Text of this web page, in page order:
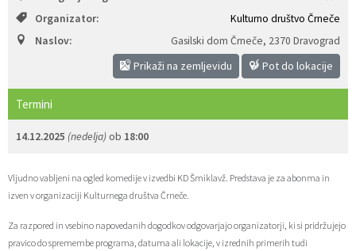
Organizator:
Kulturno društvo Črneče
Naslov:
Gasilski dom Črneče, 2370 Dravograd
Prikaži na zemljevidu Pot do lokacije
Termini
14.12.2025 (nedelja) ob 18:00
Vljudno vabljeni na ogled komedije v izvedbi KD Šmiklavž. Predstava je za abonma in
izven v organizaciji Kulturnega društva Črneče.
Za razpored in vsebino napovedanih dogodkov odgovarjajo organizatorji, ki si pridržujejo
pravico do spremembe programa, datuma ali lokacije, v izrednih primerih tudi
Zaščita prijaviteljev
Katalog informacij javnega značaja
Fotogalerija
Organigram
Uradne ure
Svet za preventivo in vzgojo v cestnem prometu
Sosvet Občine Dravograd in Policijske postaje Dravograd
Svet koroške regije
Javni razpisi in objave
Lokalne volitve
Projekti in investicije
Strategije Občine Dravograd - Lokalni program za kulturo Občine Dravograd za obdobje 2024–2028
Z mladinskim delom proti prekarnosti mladih – pilotni projekt – DRAVIT DRAVOGRAD
Izleti in poti
3D predstavitev občine
Virtualna panorama